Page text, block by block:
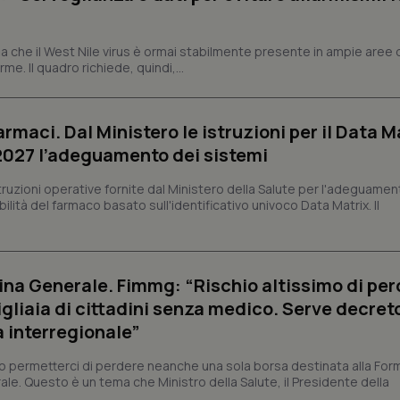
che il West Nile virus è ormai stabilmente presente in ampie aree
Il quadro richiede, quindi,...
Dal Ministero le istruzioni per il Data
l’adeguamento dei sistemi
operative fornite dal Ministero della Salute per
del farmaco basato sull'identificativo univoco Data Matrix. Il
Generale. Fimmg: “Rischio altissimo di
di cittadini senza medico. Serve
permetterci di perdere neanche una sola borsa destinata alla
Questo è un tema che Ministro della Salute, il Presidente della
2 giorni
www.quotidianosanita.it
2 giorni
Google LLC
.quotidianosanita.it
1 anno 1
mese
Questo nome di cookie è
Universal Analytics, che è un
significativo del servizio di
utilizzato da Google. Questo
generato in modo casuale come
cliente. È incluso in ogni
sito e utilizzato per calcolare i
PHP.net
Sessione
Cookie generato da applicazioni
sessione utente. Normalmente è
generato in modo casuale, il
utilizzato può essere specifico
.quotidianosanita.it
1 anno 1
mese
Questo cookie viene utilizzato da
per mantenere lo stato della